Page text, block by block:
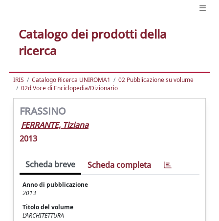
Catalogo dei prodotti della
ricerca
IRIS Catalogo Ricerca UNIROMA1
02 Pubblicazione su volume
02d Voce di Enciclopedia/Dizionario
FRASSINO
FERRANTE, Tiziana
2013
Scheda breve Scheda completa
Anno di pubblicazione
2013
Titolo del volume
L’ARCHITETTURA